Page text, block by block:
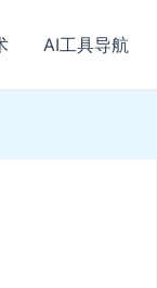
AI工具导航